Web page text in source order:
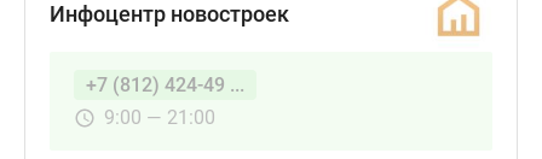
Инфоцентр новостроек
+7 (812) 424-49 ...
9:00 — 21:00